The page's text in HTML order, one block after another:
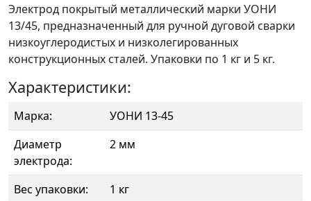
Электрод покрытый металлический марки УОНИ
13/45, предназначенный для ручной дуговой сварки
низкоуглеродистых и низколегированных
конструкционных сталей. Упаковки по 1 кг и 5 кг.
Характеристики:
Марка:
УОНИ 13-45
Диаметр
электрода:
2 мм
Вес упаковки:
1 кг